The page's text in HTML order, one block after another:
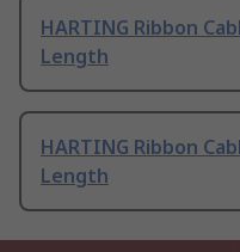
HARTING Ribbon
Length
HARTING Ribbon
Length